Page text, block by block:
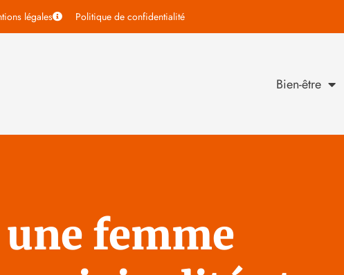
légales Politique de confidentialité
Bien-être
femme